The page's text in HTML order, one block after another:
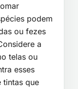
podem
ou fezes
a
telas ou
esses
tintas que